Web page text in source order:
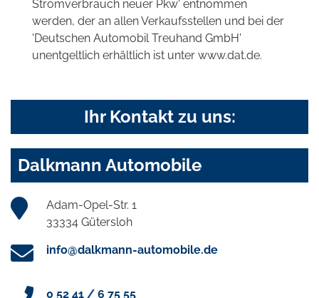
Stromverbrauch neuer Pkw' entnommen
werden, der an allen Verkaufsstellen und bei der
'Deutschen Automobil Treuhand GmbH'
unentgeltlich erhältlich ist unter www.dat.de.
Ihr Kontakt zu uns:
Dalkmann Automobile
Adam-Opel-Str. 1
33334 Gütersloh
info@dalkmann-automobile.de
0 52 41 / 6 75 55